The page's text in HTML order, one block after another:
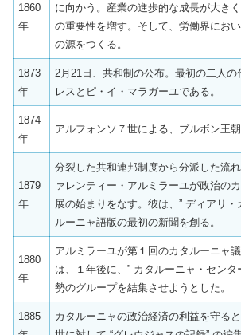
1860
年
に向かう。産業の進歩的な成長が大き
の重要性を増す。そして、労働界にお
の源をつくる。
1873
年
2月21日、共和制の公布。最初の二人の
レスとピ・イ・マラガーユである。
1874
年
アルフォンソ７世による、ブルボン王朝
1879
年
分裂した共和連邦制度から分派した流
ァレンティー・アルミラーユが政治の
展の始まりをなす。彼は、” ディアリ・
ルーニャ語版の最初の新聞を創る。
1880
年
アルミラーユが第１回のカタルーニャ
は、１年後に、” カタルーニャ・センタ
勢のグループを結集させようとした。
1885
カタルーニャの政治経済の利益を守る